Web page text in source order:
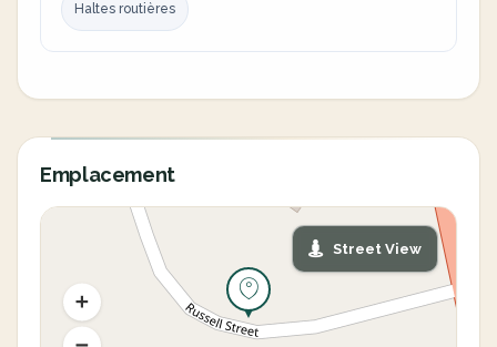
Haltes routières
Emplacement
Street View